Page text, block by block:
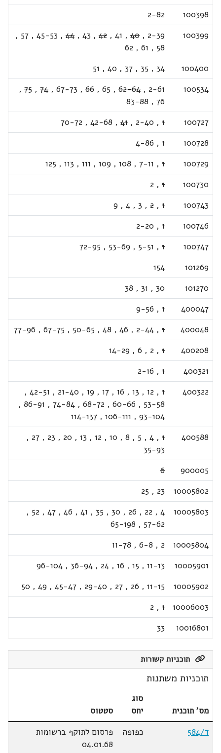
100398
2-82
100399
2-39
,
40
,
41
,
42
,
43
,
44
,
45-53
,
57
,
58
,
61
,
62
100400
34
,
35
,
37
,
40
,
51
100534
2-61
,
62-64
,
65
,
66
,
67-73
,
74
,
75
,
76
,
83-88
100727
1
,
2-40
,
41
,
42-68
,
70-72
100728
1
,
4-86
100729
1
,
7-11
,
108
,
109
,
111
,
113
,
125
100730
1
,
2
100743
1
,
2
,
3
,
4
,
9
100746
1
,
2-20
100747
1
,
5-51
,
53-69
,
72-95
101269
154
101270
30
,
31
,
38
400047
1
,
9-56
400048
1
,
2-44
,
46
,
48
,
50-65
,
67-75
,
77-96
400208
1
,
2
,
6
,
14-29
400321
1
,
2-16
400322
1
,
12
,
13
,
16
,
17
,
19
,
21-40
,
42-51
,
53-58
,
60-66
,
68-72
,
74-84
,
86-91
,
93-104
,
106-111
,
114-137
400588
1
,
4
,
5
,
8
,
10
,
12
,
13
,
20
,
23
,
27
,
35-93
900005
6
10005802
23
,
25
10005803
4
,
22
,
26
,
30
,
35
,
41
,
46
,
47
,
52
,
57-62
,
65-198
10005804
2
,
6-8
,
11-78
10005901
11-13
,
15
,
16
,
24
,
36-94
,
96-104
10005902
11-15
,
26
,
27
,
29-40
,
45-47
,
49
,
50
10006003
1
,
2
10016801
33
תוכניות קשורות
תוכניות משתנות
מס' תוכנית
סוג
יחס
סטטוס
ד/584
כפופה
פרסום לתוקף ברשומות
04.01.68